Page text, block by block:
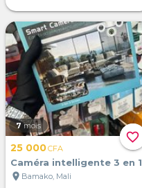
favorite_border
7 mois
25 000CFA
Caméra intelligente 3 en 1
location_on Bamako, Mali